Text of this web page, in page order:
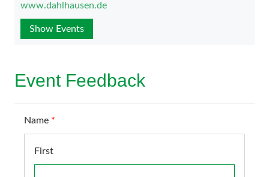
www.dahlhausen.de
Show Events
Event Feedback
Name *
First